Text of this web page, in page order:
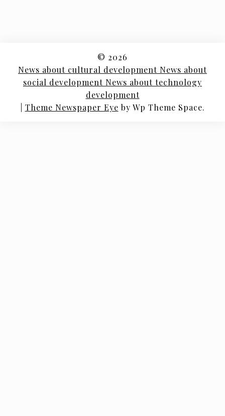
© 2026
News about cultural development News about
social development News about technology
development
Theme Newspaper Eye by Wp Theme Space.